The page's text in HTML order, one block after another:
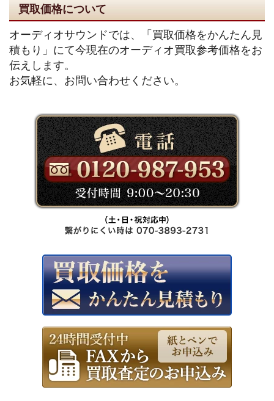
買取価格について
オーディオサウンドでは、「買取価格をかんたん見
積もり」にて今現在のオーディオ買取参考価格をお
伝えします。
お気軽に、お問い合わせください。